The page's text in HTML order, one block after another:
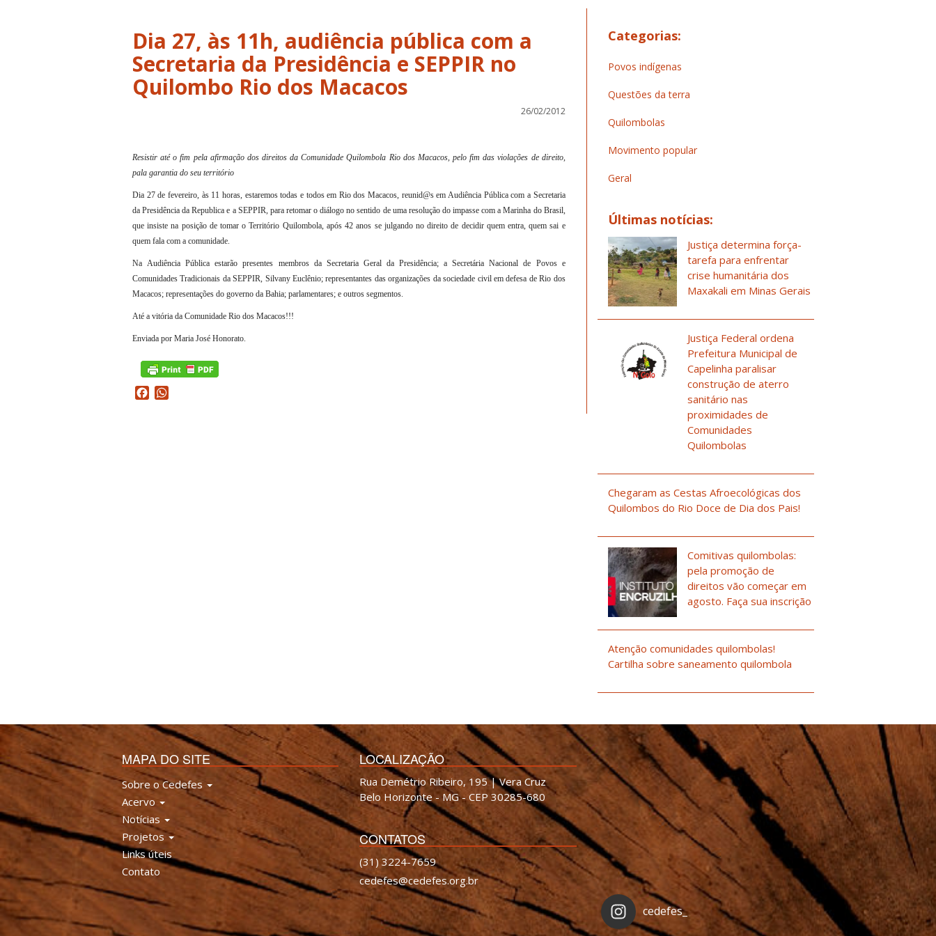
Dia 27, às 11h, audiência pública com a
Secretaria da Presidência e SEPPIR no
26/02/2012
Resistir até o fim pela afirmação dos direitos da Comunidade Quilombola Rio dos Macacos, pelo fim das violações de direito,
pala garantia do seu território
Dia 27 de fevereiro, às 11 horas, estaremos todas e todos em Rio dos Macacos, reunid@s em Audiência Pública com a Secretaria
da Presidência da Republica e a SEPPIR, para retomar o diálogo no sentido de uma resolução do impasse com a Marinha do Brasil,
que insiste na posição de tomar o Território Quilombola, após 42 anos se julgando no direito de decidir quem entra, quem sai e
quem fala com a comunidade.
Na Audiência Pública estarão presentes membros da Secretaria Geral da Presidência; a Secretária Nacional de Povos e
Comunidades Tradicionais da SEPPIR, Silvany Euclênio; representantes das organizações da sociedade civil em defesa de Rio dos
Macacos; representações do governo da Bahia; parlamentares; e outros segmentos.
Até a vitória da Comunidade Rio dos Macacos!!!
Enviada por Maria José Honorato.
Facebook
Categorias:
Povos indígenas
Questões da terra
Quilombolas
Movimento popular
Geral
Últimas notícias:
Justiça determina força-
tarefa para enfrentar
crise humanitária dos
Maxakali em Minas Gerais
Justiça Federal ordena
Prefeitura Municipal de
Capelinha paralisar
construção de aterro
sanitário nas
proximidades de
Comunidades
Quilombolas
Chegaram as Cestas Afroecológicas dos
Quilombos do Rio Doce de Dia dos Pais!
Comitivas quilombolas:
pela promoção de
direitos vão começar em
agosto. Faça sua inscrição
Atenção comunidades quilombolas!
Cartilha sobre saneamento quilombola
MAPA DO SITE
Sobre o Cedefes
Acervo
Notícias
Projetos
Links úteis
Contato
LOCALIZAÇÃO
Rua Demétrio Ribeiro, 195 | Vera Cruz
Belo Horizonte - MG - CEP 30285-680
CONTATOS
(31) 3224-7659
cedefes@cedefes.org.br
cedefes_